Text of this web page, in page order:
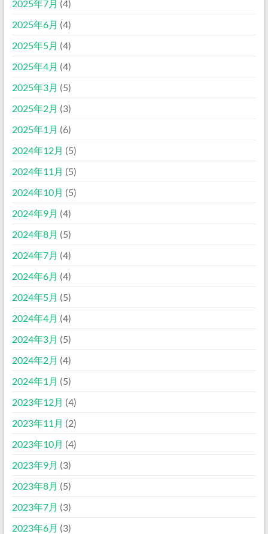
2025年7月 (4)
2025年6月 (4)
2025年5月 (4)
2025年4月 (4)
2025年3月 (5)
2025年2月 (3)
2025年1月 (6)
2024年12月 (5)
2024年11月 (5)
2024年10月 (5)
2024年9月 (4)
2024年8月 (5)
2024年7月 (4)
2024年6月 (4)
2024年5月 (5)
2024年4月 (4)
2024年3月 (5)
2024年2月 (4)
2024年1月 (5)
2023年12月 (4)
2023年11月 (2)
2023年10月 (4)
2023年9月 (3)
2023年8月 (5)
2023年7月 (3)
2023年6月 (3)